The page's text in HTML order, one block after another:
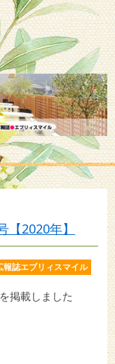
2020年】
報誌エブリィスマイル
掲載しました